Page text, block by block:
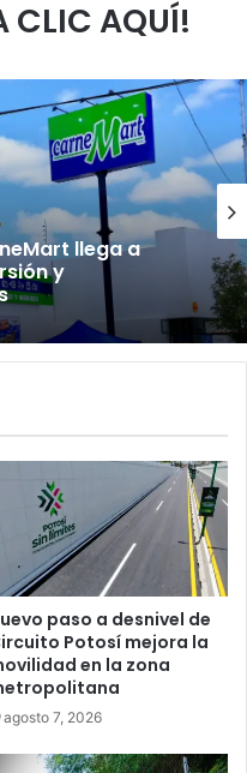
AQUÍ!
llega a
y
paso a desnivel de
Potosí mejora la
en la zona
agosto 7, 2026